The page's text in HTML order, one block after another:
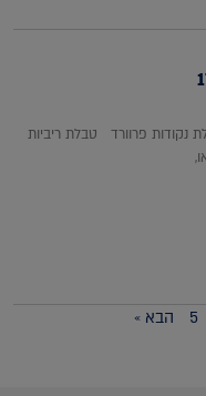
פרוורד טבלת ריביות
5 הבא »